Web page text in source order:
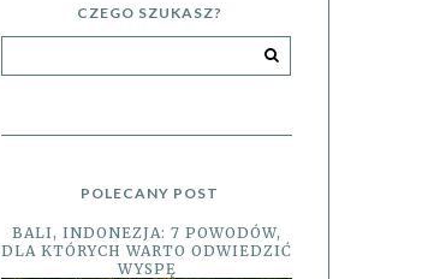
CZEGO SZUKASZ?
POLECANY POST
BALI, INDONEZJA: 7 POWODÓW,
DLA KTÓRYCH WARTO ODWIEDZIĆ
WYSPĘ